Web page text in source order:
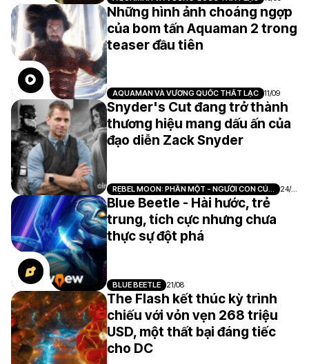
Những hình ảnh choáng ngợp
của bom tấn Aquaman 2 trong
teaser đầu tiên
AQUAMAN VÀ VƯƠNG QUỐC THẤT LẠC 11/09
Snyder's Cut đang trở thành
thương hiệu mang dấu ấn của
đạo diễn Zack Snyder
REBEL MOON: PHẦN MỘT - NGƯỜI CON CỦA
LỬA
24/0
Blue Beetle - Hài hước, trẻ
trung, tích cực nhưng chưa
thực sự đột phá
BLUE BEETLE 21/08
The Flash kết thúc kỳ trình
chiếu với vỏn vẹn 268 triệu
USD, một thất bại đáng tiếc
cho DC